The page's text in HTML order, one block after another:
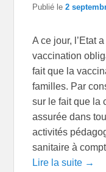
Publié le2
A ce jour, l’Etat
vaccination
fait que la
familles. Par
sur le fait que la
assurée dans
activités
sanitaire à
Lire la suite →